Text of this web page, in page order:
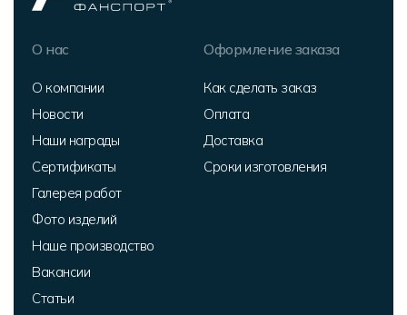
О нас
О компании
Новости
Наши награды
Сертификаты
Галерея работ
Фото изделий
Наше производство
Вакансии
Статьи
Оформление заказа
Как сделать заказ
Оплата
Доставка
Сроки изготовления